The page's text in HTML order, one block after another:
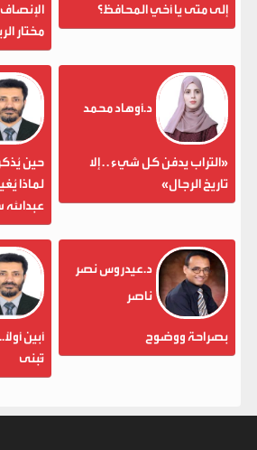
إلى متى يا أخي المحافظ؟
مختار
د.أوهاد محمد
«التراب يدفن كل شيء . . إلا
تاريخ الرجال»
حين
لماذا
د.عيدروس نصر
ناصر
بصراحة ووضوح
أبين
تُبنى